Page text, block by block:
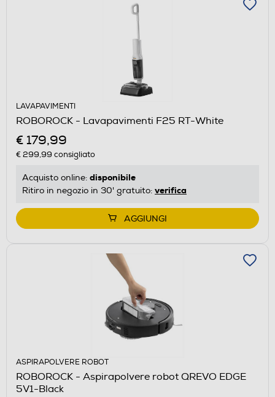
LAVAPAVIMENTI
ROBOROCK - Lavapavimenti F25 RT-White
€ 179,99
€ 299,99 consigliato
Acquisto online: disponibile
Ritiro in negozio in 30' gratuito: verifica
AGGIUNGI
ASPIRAPOLVERE ROBOT
ROBOROCK - Aspirapolvere robot QREVO EDGE
5V1-Black